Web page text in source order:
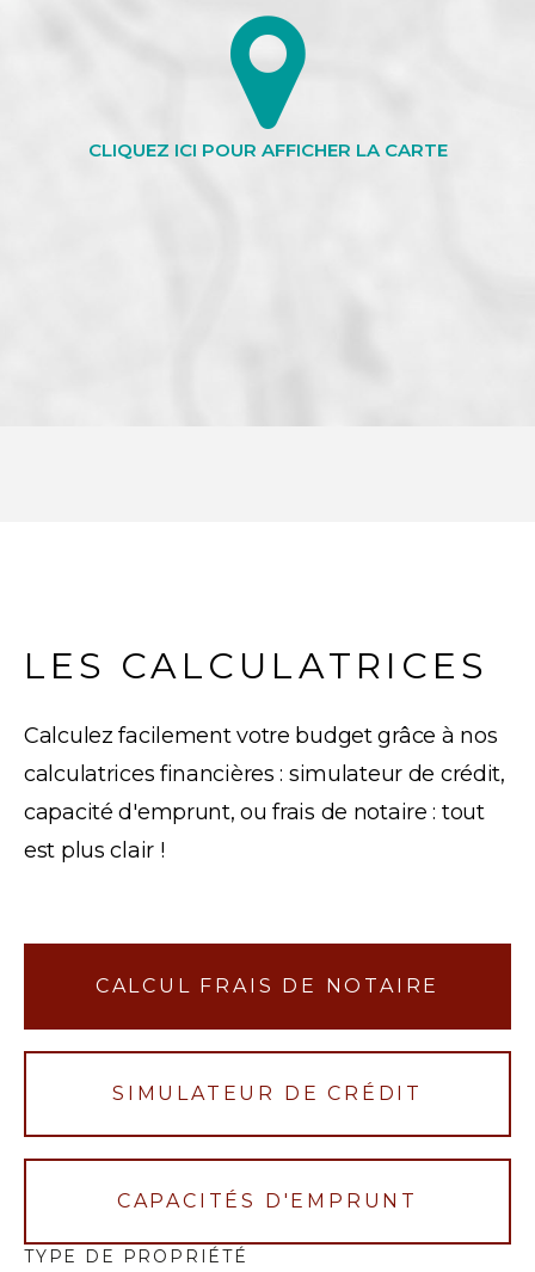
LES CALCULATRICES
Calculez facilement votre budget grâce à nos
calculatrices financières : simulateur de crédit,
capacité d'emprunt, ou frais de notaire : tout
est plus clair !
CALCUL FRAIS DE NOTAIRE
SIMULATEUR DE CRÉDIT
CAPACITÉS D'EMPRUNT